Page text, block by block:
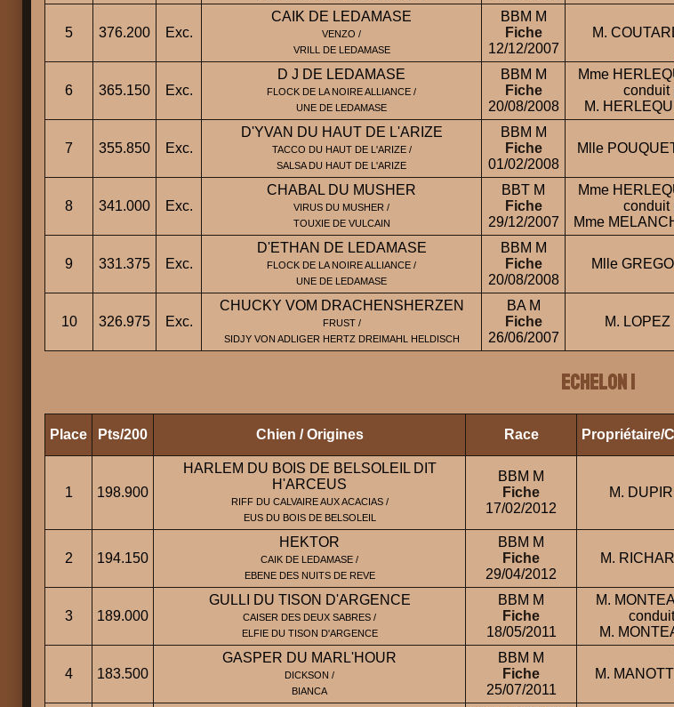
5 376.200 Exc.
CAIK DE LEDAMASE
VENZO /
VRILL DE LEDAMASE
BBM M
Fiche
12/12/2007
M.
6 365.150 Exc.
D J DE LEDAMASE
FLOCK DE LA NOIRE ALLIANCE /
UNE DE LEDAMASE
BBM M
Fiche
20/08/2008
Mme
conduit
M.
7 355.850 Exc.
D'YVAN DU HAUT DE L'ARIZE
TACCO DU HAUT DE L'ARIZE /
SALSA DU HAUT DE L'ARIZE
BBM M
Fiche
01/02/2008
Mlle
8 341.000 Exc.
CHABAL DU MUSHER
VIRUS DU MUSHER /
TOUXIE DE VULCAIN
BBT M
Fiche
29/12/2007
Mme
conduit
Mme
9 331.375 Exc.
D'ETHAN DE LEDAMASE
FLOCK DE LA NOIRE ALLIANCE /
UNE DE LEDAMASE
BBM M
Fiche
20/08/2008
Mlle
10 326.975 Exc.
CHUCKY VOM DRACHENSHERZEN
FRUST /
SIDJY VON ADLIGER HERTZ DREIMAHL HELDISCH
BA M
Fiche
26/06/2007
M.
ECHELON 1
Place Pts/200 Chien / Origines Race Propriétaire/
1 198.900
HARLEM DU BOIS DE BELSOLEIL DIT
H'ARCEUS
RIFF DU CALVAIRE AUX ACACIAS /
EUS DU BOIS DE BELSOLEIL
BBM M
Fiche
17/02/2012
M.
2 194.150
HEKTOR
CAIK DE LEDAMASE /
EBENE DES NUITS DE REVE
BBM M
Fiche
29/04/2012
M.
3 189.000
GULLI DU TISON D'ARGENCE
CAISER DES DEUX SABRES /
ELFIE DU TISON D'ARGENCE
BBM M
Fiche
18/05/2011
M.
M.
4 183.500
GASPER DU MARL'HOUR
DICKSON /
BIANCA
BBM M
Fiche
25/07/2011
M.